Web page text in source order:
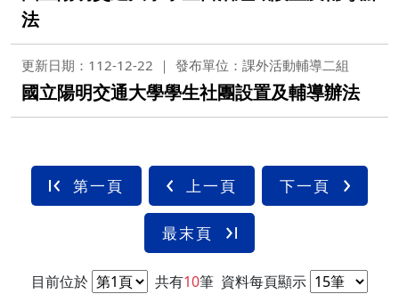
法
更新日期：112-12-22 發布單位：課外活動輔導二組
國立陽明交通大學學生社團設置及輔導辦法
第一頁 上一頁 下一頁
最末頁
目前位於 共有10筆 資料每頁顯示